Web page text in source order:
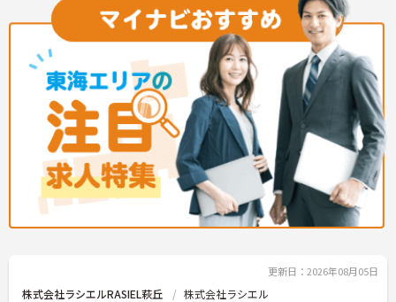
更新日：2026年08月05日
株式会社ラシエルRASIEL萩丘 株式会社ラシエル